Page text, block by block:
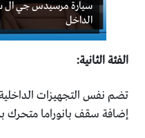
الداخل
الفئة الثانية:
تضم نفس التجهيزات الداخلية
إضافة سقف بانوراما